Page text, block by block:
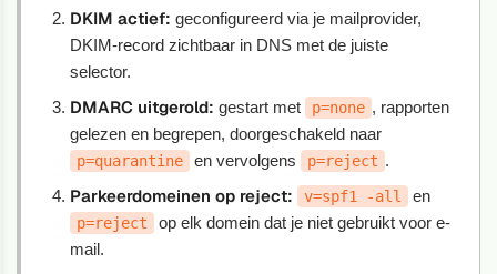
DKIM actief: geconfigureerd via je mailprovider,
DKIM-record zichtbaar in DNS met de juiste
selector.
DMARC uitgerold: gestart met p=none , rapporten
gelezen en begrepen, doorgeschakeld naar
p=quarantine en vervolgens p=reject .
Parkeerdomeinen op reject: v=spf1 -all en
p=reject
op elk domein dat je niet gebruikt voor e-
mail.